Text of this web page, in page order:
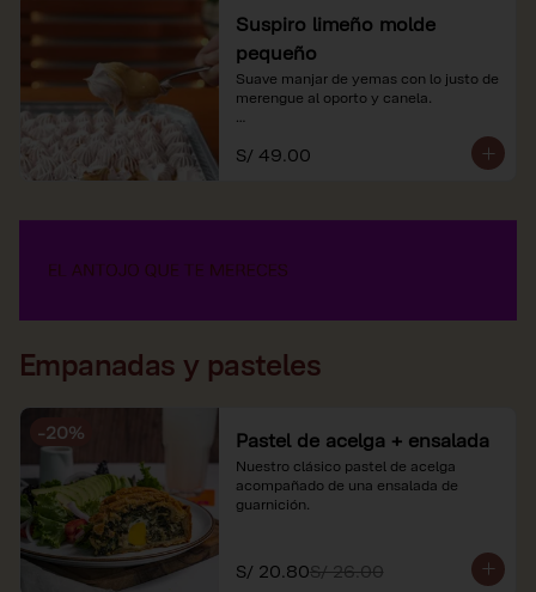
Suspiro limeño molde
pequeño
Suave manjar de yemas con lo justo de
merengue al oporto y canela.
*Nuestros precios están expresados en
soles e incluyen impuestos de ley y
S/ 49.00
Empanadas y pasteles
-20% Pastel de acelga + ensalada
Nuestro clásico pastel de acelga
acompañado de una ensalada de
guarnición.
S/ 20.80S/ 26.00